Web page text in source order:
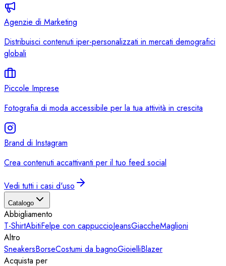
Agenzie di Marketing
Distribuisci contenuti iper-personalizzati in mercati demografici
globali
Piccole Imprese
Fotografia di moda accessibile per la tua attività in crescita
Brand di Instagram
Crea contenuti accattivanti per il tuo feed social
Vedi tutti i casi d'uso
Catalogo
Abbigliamento
T-ShirtAbitiFelpe con cappuccioJeansGiaccheMaglioni
Altro
SneakersBorseCostumi da bagnoGioielliBlazer
Acquista per